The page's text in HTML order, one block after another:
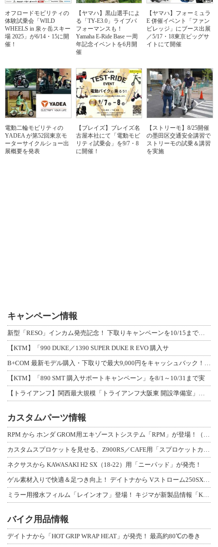
オフロードモビリティの
体験試乗会「WILD
WHEELS in 泉ヶ岳スキー
場 2025」が6/14・15に開
催！
【ヤマハ】黒山選手によ
る「TY-E3.0」ライブパ
フォーマンスも！
Yamaha E-Ride Base 一周
年記念イベントを6月開
催
【ヤマハ】フォーミュラ
E 併催イベント「ファン
ビレッジ」にブース出展
／5/17・18東京ビッグサ
イトにて開催
電動二輪モビリティの
YADEA が第52回東京モ
ーターサイクルショー出
展概要を発表
【ブレイズ】ブレイズ名
古屋本社にて「電動モビ
リティ試乗会」を9/7・8
に開催！
【ストリーモ】8/25開催
の墨田区交通安全講習で
ストリーモの試乗＆講習
を実施
キャンペーン情報
新型「RESO」インカム発売記念！ 下取りキャンペーンを10/15まで延長して開
【KTM】「990 DUKE／1390 SUPER DUKE R EVO 購入サ
B+COM 最新モデル購入・下取りで最大9,000円をキャッシュバック！「B+F
【KTM】「890 SMT 購入サポートキャンペーン」を8/1～10/31まで実
【トライアンフ】関西最大規模「トライアンフ大阪東 開設準備室」がオープン！ 限定
カスタムパーツ情報
RPM から ホンダ GROM用エキゾーストシステム「RPM」が登場！（動画あり
カスタムスプロケットを見せる、Z900RS／CAFE用「スプロケットカバーフルキ
ネクサスから KAWASAKI H2 SX（18-22）用「ニーパッド」が発売！
ゲル素材入りで快適＆足つき向上！ デイトナから Vストローム250SX用「快適ロ
ミラー用撥水フィルム「レインオフ」登場！ キジマが新製品情報「KIJIMA NE
バイク用品情報
デイトナから「HOT GRIP WRAP HEAT」が発売！ 最高約80℃の巻き